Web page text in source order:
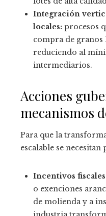
Integración
locales: procesos
compra de granos
reduciendo al
intermediarios.
Acciones
mecanismos
Para que la
escalable se
Incentivos
o exenciones
de molienda y a